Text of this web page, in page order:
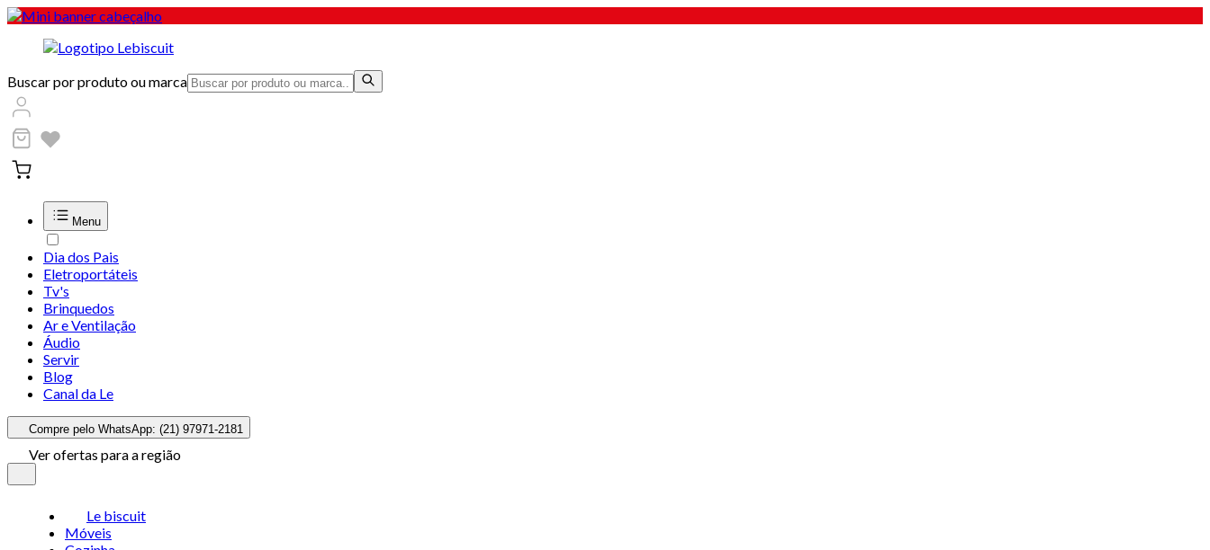
Buscar por produto ou marca
Menu
Dia dos Pais
Eletroportáteis
Tv's
Brinquedos
Ar e Ventilação
Áudio
Servir
Blog
Canal da Le
Compre pelo WhatsApp: (21) 97971-2181
Ver ofertas para a região
Le biscuit
Móveis